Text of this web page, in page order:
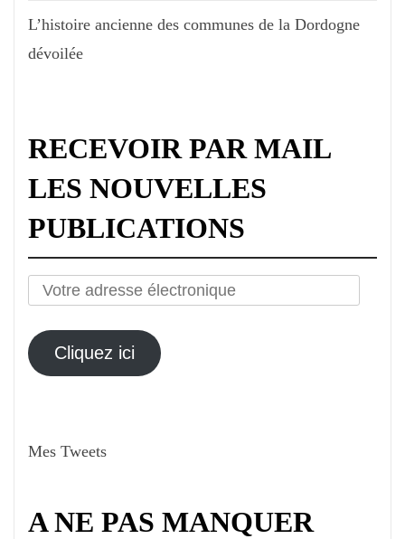
L’histoire ancienne des communes de la Dordogne
dévoilée
RECEVOIR PAR MAIL
LES NOUVELLES
PUBLICATIONS
Votre
électronique
Cliquez ici
Mes Tweets
A NE PAS MANQUER